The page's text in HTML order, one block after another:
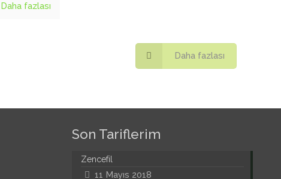
Daha fazlası
Daha fazlası
Son Tariflerim
Zencefil
11 Mayıs 2018